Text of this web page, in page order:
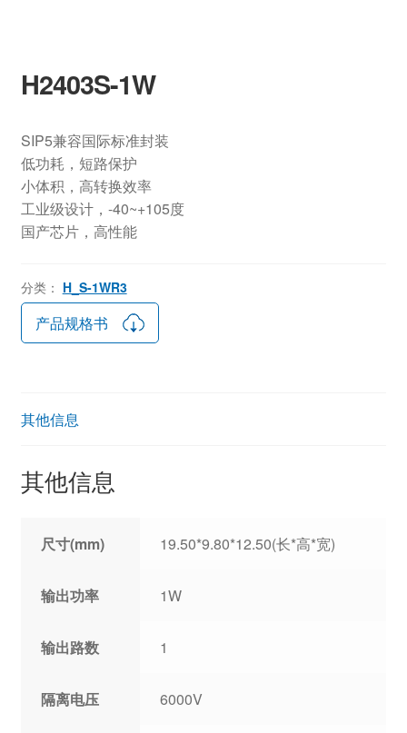
H2403S-1W
SIP5兼容国际标准封装
低功耗，短路保护
小体积，高转换效率
工业级设计，-40~+105度
国产芯片，高性能
分类： H_S-1WR3
产品规格书
其他信息
其他信息
尺寸(mm) 19.50*9.80*12.50(长*高*宽)
输出功率 1W
输出路数 1
隔离电压 6000V